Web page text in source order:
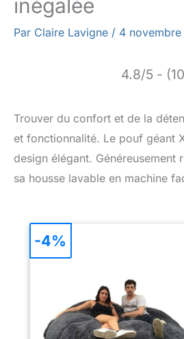
inégalée
Par Claire Lavigne / 4
4.8/5 -
Trouver du confort et de la
et fonctionnalité. Le pouf géant
design élégant.
sa housse lavable en machine
-4%